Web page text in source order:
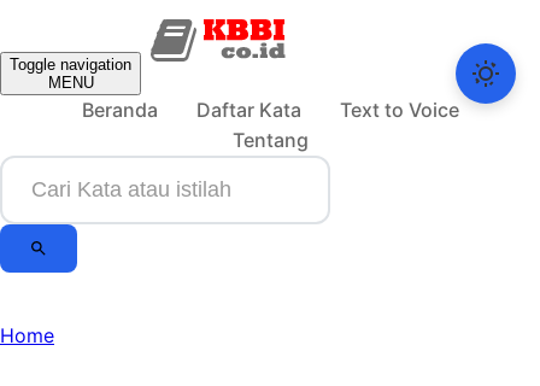
Toggle navigation
MENU
Beranda Daftar Kata
Text to Voice
Tentang
Home